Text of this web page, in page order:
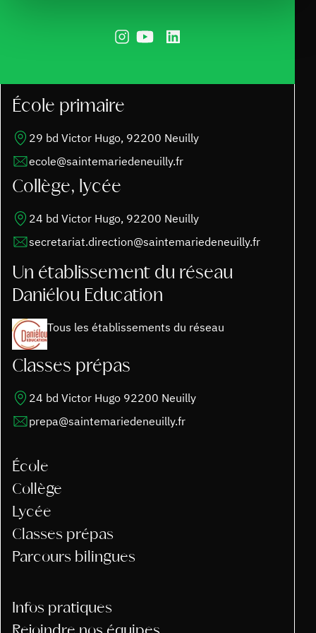
École primaire
29 bd Victor Hugo, 92200 Neuilly
ecole@saintemariedeneuilly.fr
Collège, lycée
24 bd Victor Hugo, 92200 Neuilly
secretariat.direction@saintemariedeneuilly.fr
Un établissement du réseau
Daniélou Education
Tous les établissements du réseau
Classes prépas
24 bd Victor Hugo 92200 Neuilly
prepa@saintemariedeneuilly.fr
École
Collège
Lycée
Classes prépas
Parcours bilingues
Infos pratiques